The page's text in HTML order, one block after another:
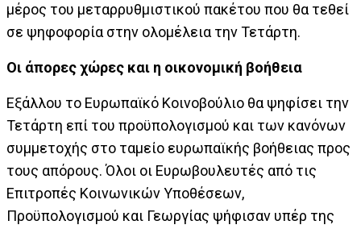
μέρος του μεταρρυθμιστικού πακέτου που θα τεθεί
σε ψηφοφορία στην ολομέλεια την Τετάρτη.
Οι άπορες χώρες και η οικονομική βοήθεια
Εξάλλου το Ευρωπαϊκό Κοινοβούλιο θα ψηφίσει την
Τετάρτη επί του προϋπολογισμού και των κανόνων
συμμετοχής στο ταμείο ευρωπαϊκής βοήθειας προς
τους απόρους. Όλοι οι Ευρωβουλευτές από τις
Επιτροπές Κοινωνικών Υποθέσεων,
Προϋπολογισμού και Γεωργίας ψήφισαν υπέρ της